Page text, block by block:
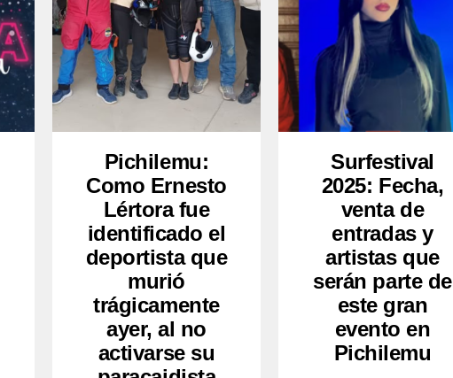
Pichilemu:
Como Ernesto
Lértora fue
identificado el
deportista que
murió
trágicamente
ayer, al no
activarse su
Surfestival
2025: Fecha,
venta de
entradas y
artistas que
serán parte de
este gran
evento en
Pichilemu